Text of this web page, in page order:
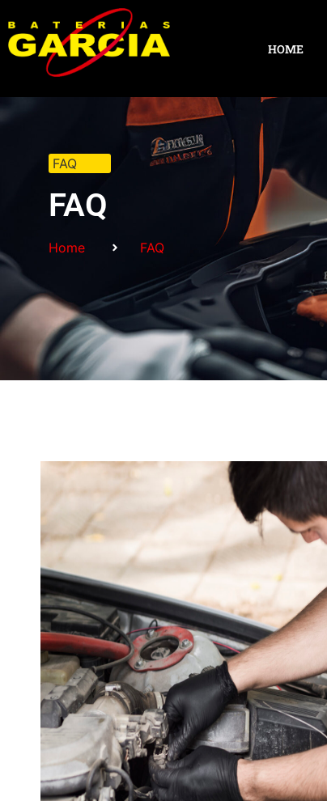
HOME
FAQ
FAQ
Home FAQ